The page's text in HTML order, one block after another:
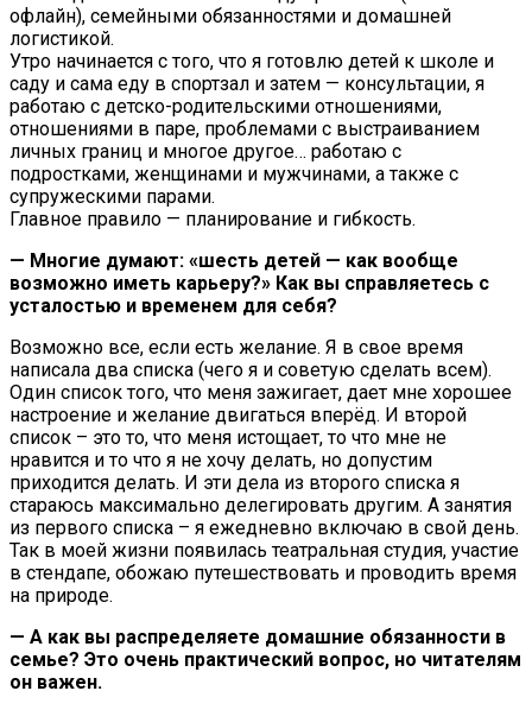
офлайн), семейными обязанностями и домашней
логистикой.
Утро начинается с того, что я готовлю детей к школе и
саду и сама еду в спортзал и затем — консультации, я
работаю с детско-родительскими отношениями,
отношениями в паре, проблемами с выстраиванием
личных границ и многое другое… работаю с
подростками, женщинами и мужчинами, а также с
супружескими парами.
Главное правило — планирование и гибкость.
— Многие думают: «шесть детей — как вообще
возможно иметь карьеру?» Как вы справляетесь с
усталостью и временем для себя?
Возможно все, если есть желание. Я в свое время
написала два списка (чего я и советую сделать всем).
Один список того, что меня зажигает, дает мне хорошее
настроение и желание двигаться вперёд. И второй
список – это то, что меня истощает, то что мне не
нравится и то что я не хочу делать, но допустим
приходится делать. И эти дела из второго списка я
стараюсь максимально делегировать другим. А занятия
из первого списка – я ежедневно включаю в свой день.
Так в моей жизни появилась театральная студия, участие
в стендапе, обожаю путешествовать и проводить время
на природе.
— А как вы распределяете домашние обязанности в
семье? Это очень практический вопрос, но читателям
он важен.